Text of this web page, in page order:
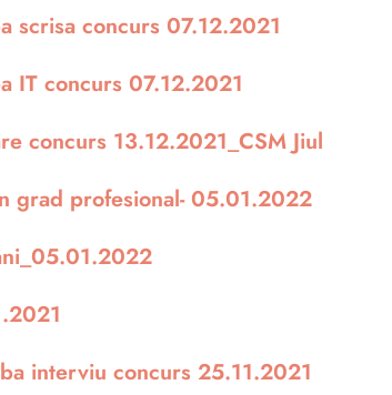
scrisa concurs 07.12.2021
IT concurs 07.12.2021
concurs 13.12.2021_CSM Jiul
grad profesional- 05.01.2022
interviu concurs 25.11.2021